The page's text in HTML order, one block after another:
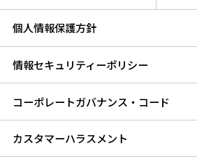
個人情報保護方針
情報セキュリティーポリシー
コーポレートガバナンス・コード
カスタマーハラスメント